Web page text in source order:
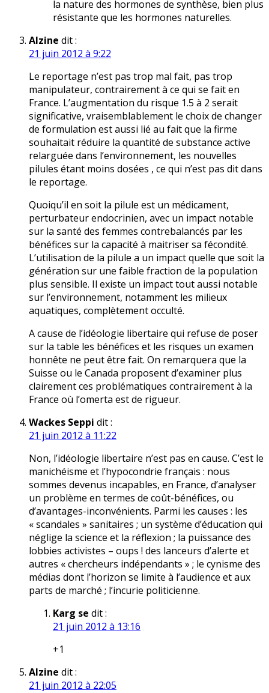
la nature des hormones de synthèse, bien plus
résistante que les hormones naturelles.
Alzine dit :
21 juin 2012 à 9:22
Le reportage n’est pas trop mal fait, pas trop
manipulateur, contrairement à ce qui se fait en
France. L’augmentation du risque 1.5 à 2 serait
significative, vraisemblablement le choix de changer
de formulation est aussi lié au fait que la firme
souhaitait réduire la quantité de substance active
relarguée dans l’environnement, les nouvelles
pilules étant moins dosées , ce qui n’est pas dit dans
le reportage.
Quoiqu’il en soit la pilule est un médicament,
perturbateur endocrinien, avec un impact notable
sur la santé des femmes contrebalancés par les
bénéfices sur la capacité à maitriser sa fécondité.
L’utilisation de la pilule a un impact quelle que soit la
génération sur une faible fraction de la population
plus sensible. Il existe un impact tout aussi notable
sur l’environnement, notamment les milieux
aquatiques, complètement occulté.
A cause de l’idéologie libertaire qui refuse de poser
sur la table les bénéfices et les risques un examen
honnête ne peut être fait. On remarquera que la
Suisse ou le Canada proposent d’examiner plus
clairement ces problématiques contrairement à la
France où l’omerta est de rigueur.
Wackes Seppi dit :
21 juin 2012 à 11:22
Non, l’idéologie libertaire n’est pas en cause. C’est le
manichéisme et l’hypocondrie français : nous
sommes devenus incapables, en France, d’analyser
un problème en termes de coût-bénéfices, ou
d’avantages-inconvénients. Parmi les causes : les
« scandales » sanitaires ; un système d’éducation qui
néglige la science et la réflexion ; la puissance des
lobbies activistes – oups ! des lanceurs d’alerte et
autres « chercheurs indépendants » ; le cynisme des
médias dont l’horizon se limite à l’audience et aux
parts de marché ; l’incurie politicienne.
Karg se dit :
21 juin 2012 à 13:16
+1
Alzine dit :
21 juin 2012 à 22:05